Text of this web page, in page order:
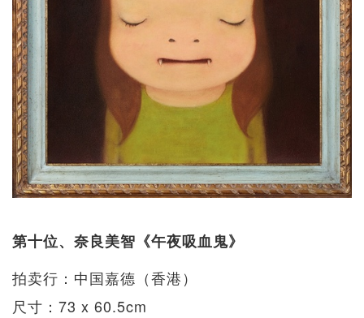
第十位、奈良美智《午夜吸血鬼》
拍卖行：中国嘉德（香港）
尺寸：73 x 60.5cm